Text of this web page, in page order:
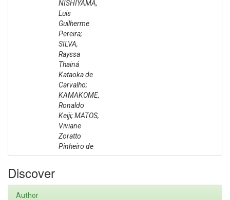
NISHIYAMA,
Luis
Guilherme
Pereira;
SILVA,
Rayssa
Thainá
Kataoka de
Carvalho;
KAMAKOME,
Ronaldo
Keiji; MATOS,
Viviane
Zoratto
Pinheiro de
Discover
Author